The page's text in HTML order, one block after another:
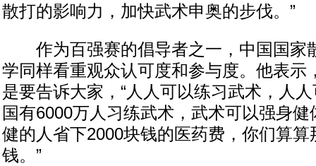
散打的影响力，加快武术申奥的步伐。”
作为百强赛的倡导者之一，中国国家
学同样看重观众认可度和参与度。他表示
是要告诉大家，“人人可以练习武术，人
国有6000万人习练武术，武术可以强身
健的人省下2000块钱的医药费，你们算算
钱。”